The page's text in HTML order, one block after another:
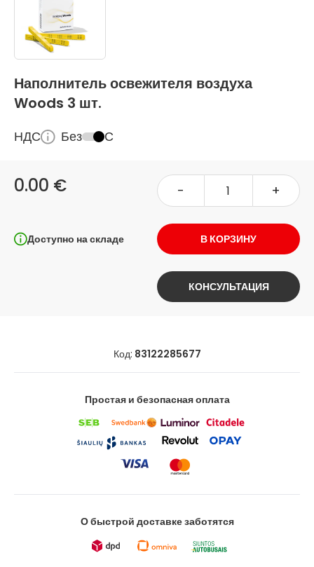
Наполнитель освежителя воздуха
Woods 3 шт.
НДС Без С
0.00 € - +
Доступно на складе В КОРЗИНУ
КОНСУЛЬТАЦИЯ
Код: 83122285677
Простая и безопасная оплата
О быстрой доставке заботятся